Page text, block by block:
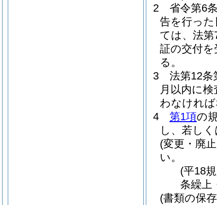
2
省令第6
告を行っ
ては、法
証の交付
る。
3
法第12条
月以内に
わなけれ
4
第1項の
し、若し
(変更・廃
い。
(平18
条繰上
(書類の保